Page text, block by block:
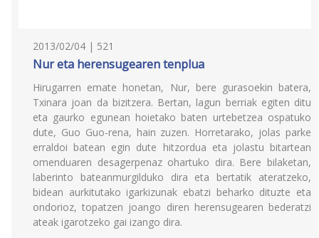
2013/02/04 | 521
Nur eta herensugearen tenplua
Hirugarren emate honetan, Nur, bere gurasoekin batera,
Txinara joan da bizitzera. Bertan, lagun berriak egiten ditu
eta gaurko egunean hoietako baten urtebetzea ospatuko
dute, Guo Guo-rena, hain zuzen. Horretarako, jolas parke
erraldoi batean egin dute hitzordua eta jolastu bitartean
omenduaren desagerpenaz ohartuko dira. Bere bilaketan,
laberinto bateanmurgilduko dira eta bertatik ateratzeko,
bidean aurkitutako igarkizunak ebatzi beharko dituzte eta
ondorioz, topatzen joango diren herensugearen bederatzi
ateak igarotzeko gai izango dira.